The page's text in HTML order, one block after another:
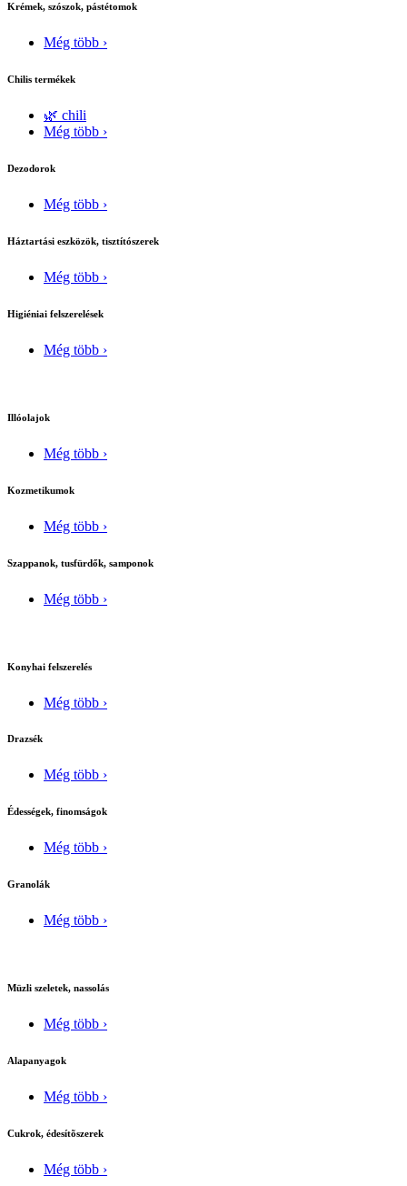
Krémek, szószok, pástétomok
Még több ›
Chilis termékek
🌿 chili
Még több ›
Dezodorok
Még több ›
Háztartási eszközök, tisztítószerek
Még több ›
Higiéniai felszerelések
Még több ›
Illóolajok
Még több ›
Kozmetikumok
Még több ›
Szappanok, tusfürdők, samponok
Még több ›
Konyhai felszerelés
Még több ›
Drazsék
Még több ›
Édességek, finomságok
Még több ›
Granolák
Még több ›
Müzli szeletek, nassolás
Még több ›
Alapanyagok
Még több ›
Cukrok, édesítõszerek
Még több ›